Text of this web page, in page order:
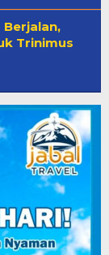
Trinimus